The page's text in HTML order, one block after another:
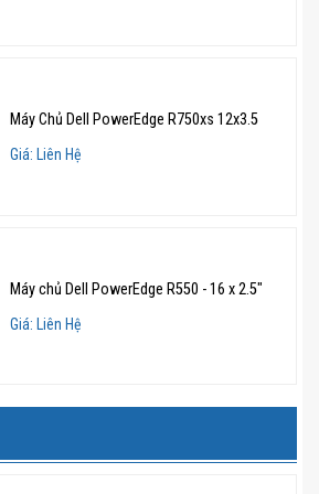
ưu chi phí
này giúp tối ưu hóa hoạt động xử lý
phí vận hành và nâng cao năng
cắm mở rộng PCIe Gen4, máy
cấp GPU, card mạng hoặc bộ
Máy Chủ Dell PowerEdge R750xs 12x3.5
Giá: Liên Hệ
Máy chủ Dell PowerEdge R550 - 16 x 2.5"
Giá: Liên Hệ